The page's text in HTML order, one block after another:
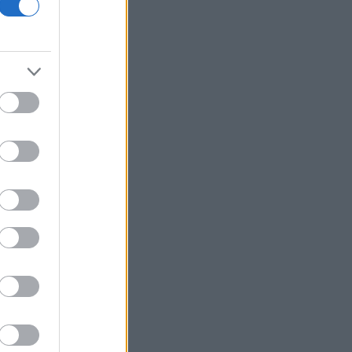
Σε εξέλιξη πυρκαγιές σε Σκύρο και
ΑΔΜΗΕ: Διατηρεί την τεχνική ηγεσία
κατά την κατασκευή του Great Sea
ΗΠΑ: Επιτροπή της Γερουσίας
του Άντονι Φάουτσι
Υπ. Παιδείας: Ανακοινώθηκαν 95
ΕΛΑΣ: «Βιομηχανία κοροϊδίας από τον
CrediaBank: Ισχυρές επιδόσεις στο α'
εκταμιεύσεων
Δείκτη